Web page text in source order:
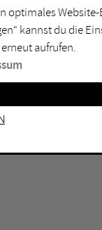
optimales
kannst du die
aufrufen.